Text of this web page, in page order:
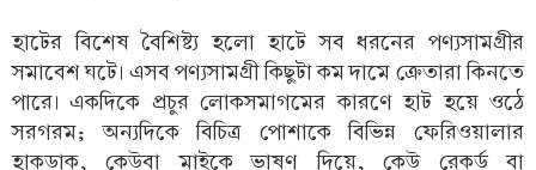
হাটের বিশেষ বৈশিষ্ট্য হলো হাটে সব ধরনের পণ্যসামগ্রীর
সমাবেশ ঘটে। এসব পণ্যসামগ্রী কিছুটা কম দামে ক্রেতারা কিনতে
পারে। একদিকে প্রচুর লোকসমাগমের কারণে হাট হয়ে ওঠে
সরগরম; অন্যদিকে বিচিত্র পোশাকে বিভিন্ন ফেরিওয়ালার
হাকডাক, কেউবা মাইকে ভাষণ দিয়ে, কেউ রেকর্ড বা